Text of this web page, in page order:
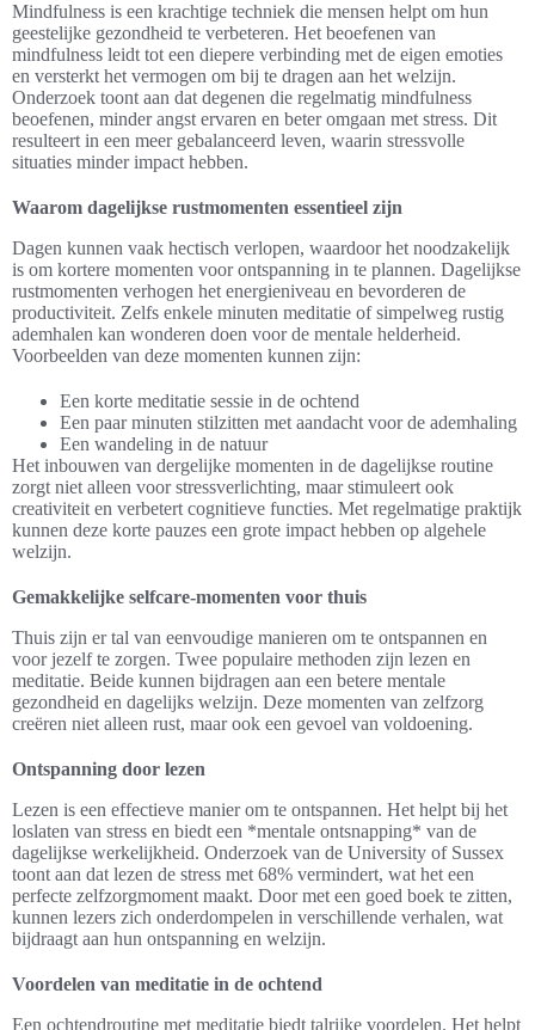
Mindfulness is een krachtige techniek die mensen helpt om hun
geestelijke gezondheid te verbeteren. Het beoefenen van
mindfulness leidt tot een diepere verbinding met de eigen emoties
en versterkt het vermogen om bij te dragen aan het welzijn.
Onderzoek toont aan dat degenen die regelmatig mindfulness
beoefenen, minder angst ervaren en beter omgaan met stress. Dit
resulteert in een meer gebalanceerd leven, waarin stressvolle
situaties minder impact hebben.
Waarom dagelijkse rustmomenten essentieel zijn
Dagen kunnen vaak hectisch verlopen, waardoor het noodzakelijk
is om kortere momenten voor ontspanning in te plannen. Dagelijkse
rustmomenten verhogen het energieniveau en bevorderen de
productiviteit. Zelfs enkele minuten meditatie of simpelweg rustig
ademhalen kan wonderen doen voor de mentale helderheid.
Voorbeelden van deze momenten kunnen zijn:
Een korte meditatie sessie in de ochtend
Een paar minuten stilzitten met aandacht voor de ademhaling
Een wandeling in de natuur
Het inbouwen van dergelijke momenten in de dagelijkse routine
zorgt niet alleen voor stressverlichting, maar stimuleert ook
creativiteit en verbetert cognitieve functies. Met regelmatige praktijk
kunnen deze korte pauzes een grote impact hebben op algehele
welzijn.
Gemakkelijke selfcare-momenten voor thuis
Thuis zijn er tal van eenvoudige manieren om te ontspannen en
voor jezelf te zorgen. Twee populaire methoden zijn lezen en
meditatie. Beide kunnen bijdragen aan een betere mentale
gezondheid en dagelijks welzijn. Deze momenten van zelfzorg
creëren niet alleen rust, maar ook een gevoel van voldoening.
Ontspanning door lezen
Lezen is een effectieve manier om te ontspannen. Het helpt bij het
loslaten van stress en biedt een *mentale ontsnapping* van de
dagelijkse werkelijkheid. Onderzoek van de University of Sussex
toont aan dat lezen de stress met 68% vermindert, wat het een
perfecte zelfzorgmoment maakt. Door met een goed boek te zitten,
kunnen lezers zich onderdompelen in verschillende verhalen, wat
bijdraagt aan hun ontspanning en welzijn.
Voordelen van meditatie in de ochtend
Een ochtendroutine met meditatie biedt talrijke voordelen. Het helpt